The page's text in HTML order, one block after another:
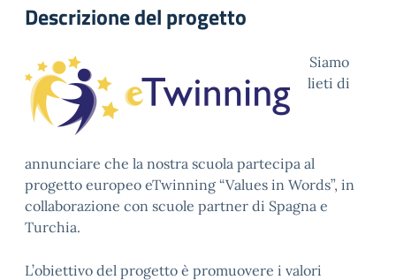
Descrizione del progetto
Siamo
lieti di
annunciare che la nostra scuola partecipa al
progetto europeo eTwinning “Values in Words”, in
collaborazione con scuole partner di Spagna e
Turchia.
L’obiettivo del progetto è promuovere i valori